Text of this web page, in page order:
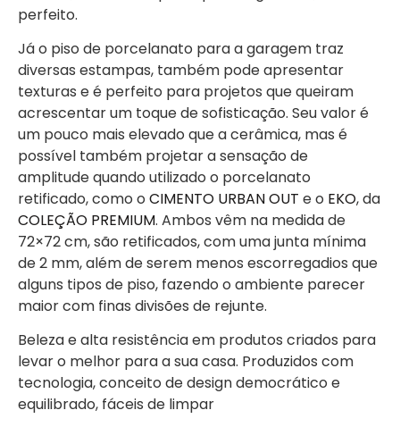
perfeito.
Já o piso de porcelanato para a garagem traz
diversas estampas, também pode apresentar
texturas e é perfeito para projetos que queiram
acrescentar um toque de sofisticação. Seu valor é
um pouco mais elevado que a cerâmica, mas é
possível também projetar a sensação de
amplitude quando utilizado o porcelanato
retificado, como o CIMENTO URBAN OUT e o EKO, da
COLEÇÃO PREMIUM. Ambos vêm na medida de
72×72 cm, são retificados, com uma junta mínima
de 2 mm, além de serem menos escorregadios que
alguns tipos de piso, fazendo o ambiente parecer
maior com finas divisões de rejunte.
Beleza e alta resistência em produtos criados para
levar o melhor para a sua casa. Produzidos com
tecnologia, conceito de design democrático e
equilibrado, fáceis de limpar